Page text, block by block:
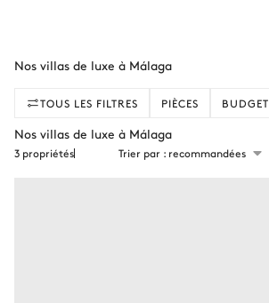
TOUS LES FILTRES PIÈCES BUDGET
Nos villas de luxe à Málaga
3 propriétés Trier par : recommandées
Nos villas de luxe à Málaga